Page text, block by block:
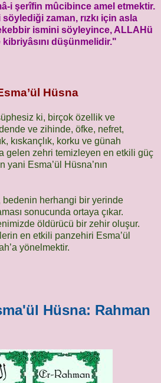
i şerîfin mûcibince amel etmektir.
zaman, rızkı için asla
ismini söyleyince, ALLAHü
kibriyâsını düşünmelidir."
Hüsna
ki, birçok özellik ve
ve zihinde, öfke, nefret,
kıskançlık, korku ve günah
gelen zehri temizleyen en etkili güç
yani Esma’ül Hüsna’nın
bedenin herhangi bir yerinde
sonucunda ortaya çıkar.
öldürücü bir zehir oluşur.
en etkili panzehiri Esma’ül
yönelmektir.
Hüsna: Rahman